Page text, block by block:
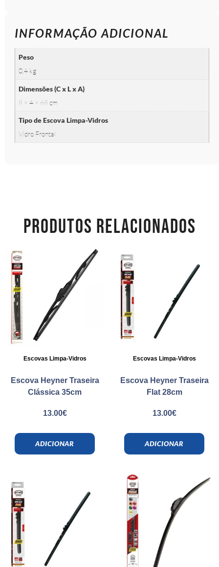
INFORMAÇÃO ADICIONAL
Peso
0.4 kg
Dimensões (C x L x A)
8 × 4 × 68 cm
Tipo de Escova Limpa-Vidros
Vidro Frontal
PRODUTOS RELACIONADOS
Escovas Limpa-Vidros
Escova Heyner Traseira
Clássica 35cm
13.00€
ADICIONAR
Escovas Limpa-Vidros
Escova Heyner Traseira
Flat 28cm
13.00€
ADICIONAR